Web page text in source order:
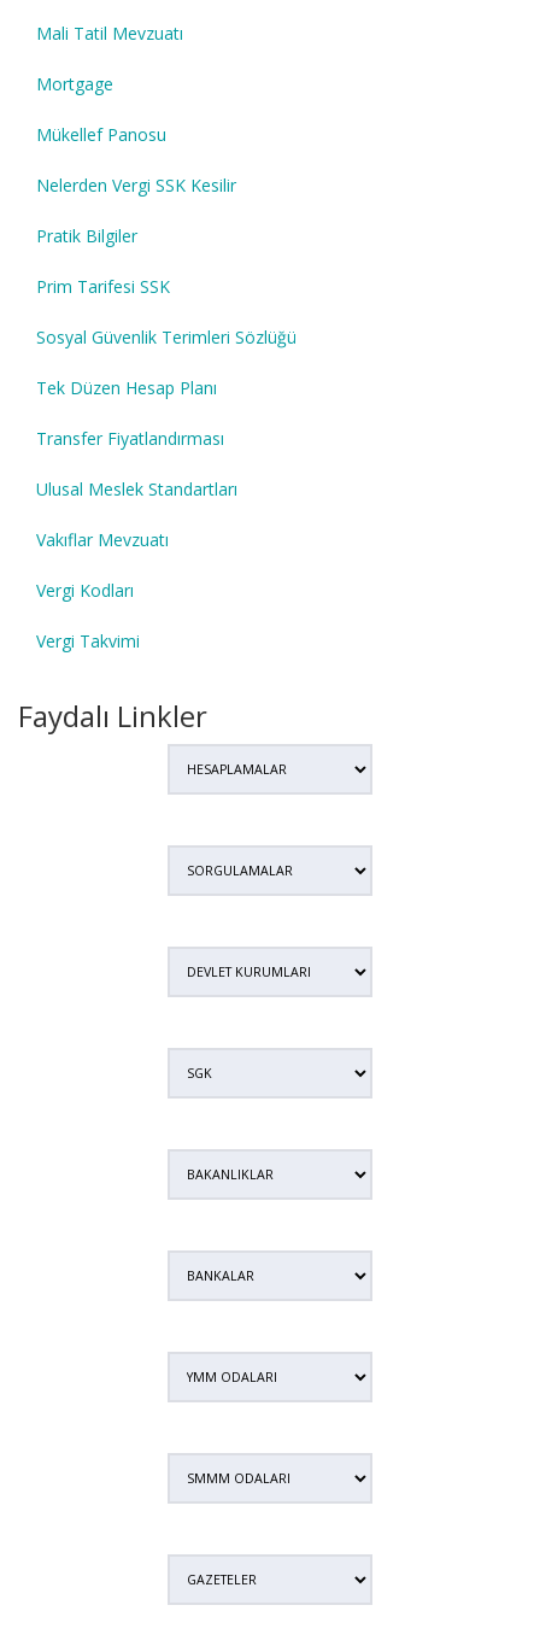
Mali Tatil Mevzuatı
Mortgage
Mükellef Panosu
Nelerden Vergi SSK Kesilir
Pratik Bilgiler
Prim Tarifesi SSK
Sosyal Güvenlik Terimleri Sözlüğü
Tek Düzen Hesap Planı
Transfer Fiyatlandırması
Ulusal Meslek Standartları
Vakıflar Mevzuatı
Vergi Kodları
Vergi Takvimi
Faydalı Linkler